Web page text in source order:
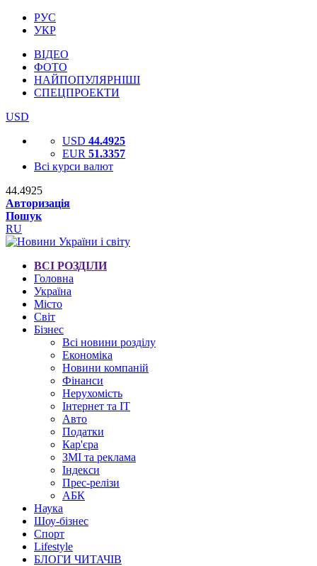
РУС
УКР
ВІДЕО
ФОТО
НАЙПОПУЛЯРНІШІ
СПЕЦПРОЕКТИ
USD
USD 44.4925
EUR 51.3357
Всі курси валют
44.4925
Авторизація
Пошук
RU
ВСІ РОЗДІЛИ
Головна
Україна
Місто
Світ
Бізнес
Всі новини розділу
Економіка
Новини компаній
Фінанси
Нерухомість
Інтернет та IT
Авто
Податки
Кар'єра
ЗМІ та реклама
Індекси
Прес-релізи
АБК
Наука
Шоу-бізнес
Спорт
Lifestyle
БЛОГИ ЧИТАЧІВ